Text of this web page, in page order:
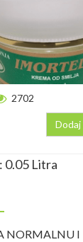
2702
Dodaj
0.05 Litra
NORMALNU